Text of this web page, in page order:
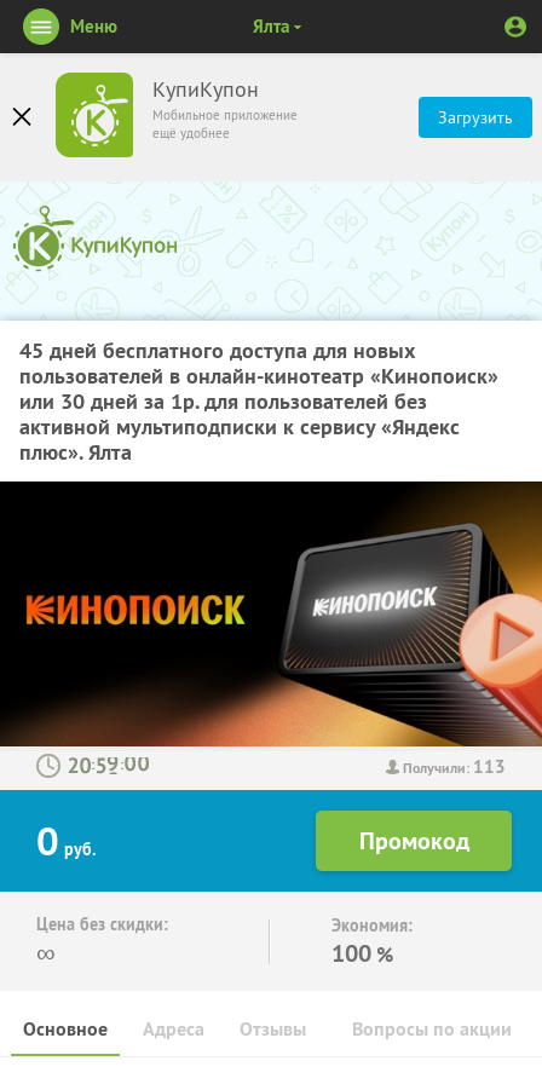
КупиКупон
Мобильное приложение
ещё удобнее
Загрузить
Меню Ялта
45 дней бесплатного доступа для новых
пользователей в онлайн-кинотеатр «Кинопоиск»
или 30 дней за 1р. для пользователей без
активной мультиподписки к сервису «Яндекс
плюс». Ялта
Получили: 113
: :
0 руб.
Цена без скидки:
∞
Экономия:
100 %
Основное Отзывы Вопросы по акции
Адреса